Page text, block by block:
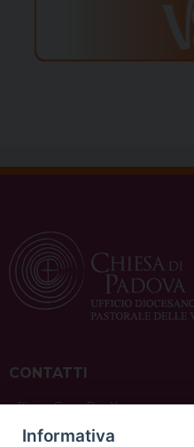
CONTATTI
ufficio: Casa Pio X
via Bonporti, 20 – 35141 Padova
Informativa